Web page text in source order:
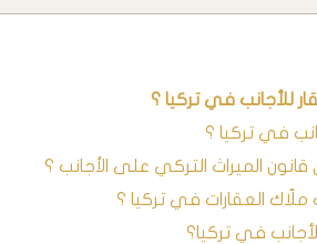
للأجانب في تركيا ؟
في تركيا ؟
الميراث التركي على الأجانب ؟
ملّاك العقارات في تركيا ؟
في تركيا؟